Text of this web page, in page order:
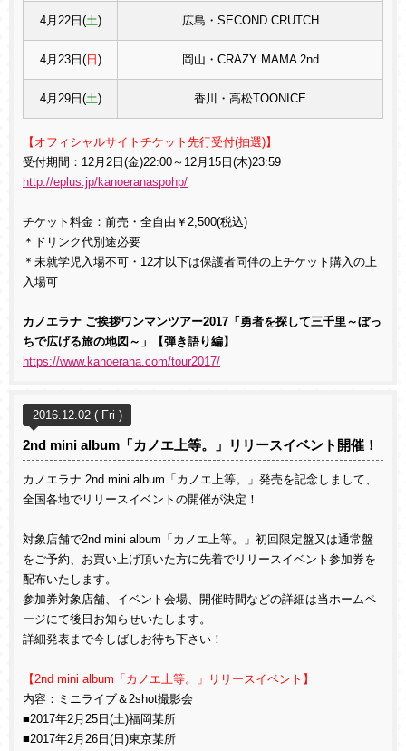
4月22日(土) 広島・SECOND CRUTCH
4月23日(日 ) 岡山・CRAZY MAMA 2nd
4月29日(土) 香川・高松TOONICE
【オフィシャルサイトチケット先行受付(抽選)】
受付期間：12月2日(金)22:00～12月15日(木)23:59
http://eplus.jp/kanoeranaspohp/
チケット料金：前売・全自由￥2,500(税込)
＊ドリンク代別途必要
＊未就学児入場不可・12才以下は保護者同伴の上チケット購入の上
入場可
カノエラナ ご挨拶ワンマンツアー2017「勇者を探して三千里～ぼっ
ちで広げる旅の地図～」【弾き語り編】
https://www.kanoerana.com/tour2017/
2016.12.02 ( Fri )
2nd mini album「カノエ上等。」リリースイベント開催！
カノエラナ 2nd mini album「カノエ上等。」発売を記念しまして、
全国各地でリリースイベントの開催が決定！
対象店舗で2nd mini album「カノエ上等。」初回限定盤又は通常盤
をご予約、お買い上げ頂いた方に先着でリリースイベント参加券を
配布いたします。
参加券対象店舗、イベント会場、開催時間などの詳細は当ホームペ
ージにて後日お知らせいたします。
詳細発表まで今しばしお待ち下さい！
【2nd mini album「カノエ上等。」リリースイベント】
内容：ミニライブ＆2shot撮影会
■2017年2月25日(土)福岡某所
■2017年2月26日(日)東京某所